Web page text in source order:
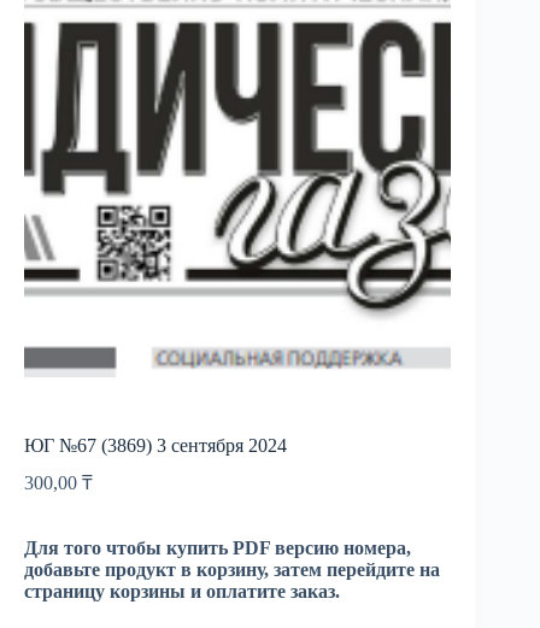
ЮГ №67 (3869) 3 сентября 2024
300,00 ₸
Для того чтобы купить PDF версию номера,
добавьте продукт в корзину, затем перейдите на
страницу корзины и оплатите заказ.